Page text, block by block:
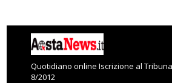
Quotidiano online Iscrizione al
8/2012